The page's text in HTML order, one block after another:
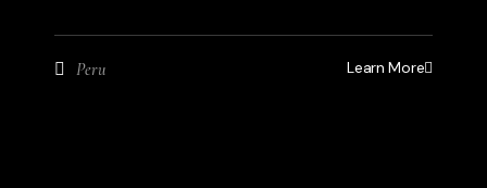
Peru Learn More